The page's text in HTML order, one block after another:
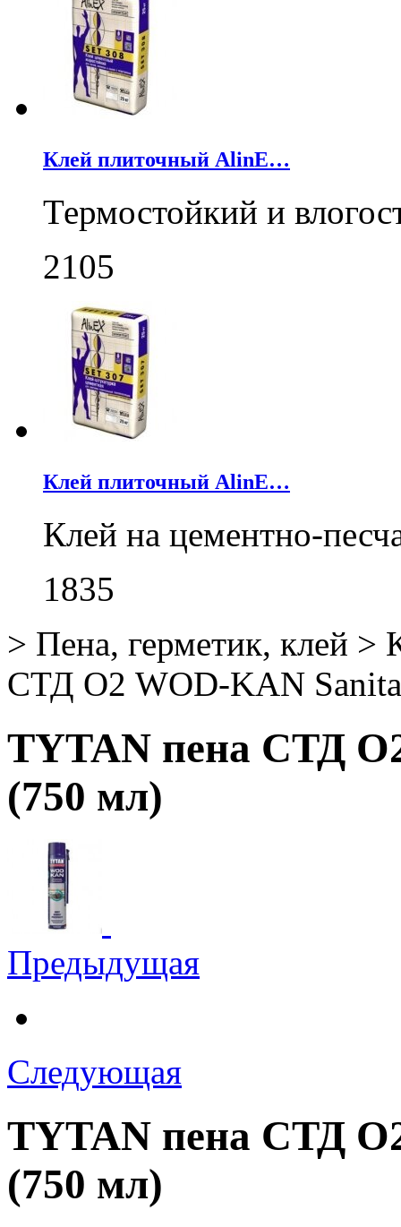
Клей плиточный AlinE…
Термостойкий и
2105
Клей плиточный AlinE…
Клей на цементно-
1835
> Пена, герметик, клей >
СТД О2 WOD-KAN
TYTAN пена СТД
(750 мл)
Предыдущая
Следующая
TYTAN пена СТД
(750 мл)